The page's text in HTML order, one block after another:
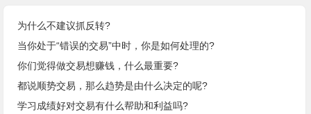
为什么不建议抓反转?
当你处于“错误的交易”中时，你是如何处理的?
你们觉得做交易想赚钱，什么最重要?
都说顺势交易，那么趋势是由什么决定的呢?
学习成绩好对交易有什么帮助和利益吗?